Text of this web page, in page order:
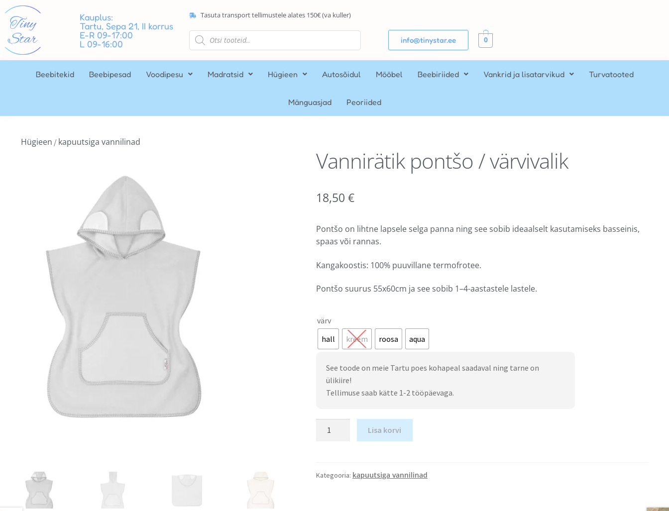
Kauplus:
Tartu, Sepa 21, II korrus
E-R 09-17:00
L 09-16:00
Tasuta transport tellimustele alates 150€ (va kuller)
info@tinystar.ee 0
Beebitekid Beebipesad Voodipesu Madratsid Hügieen Autosõidul Mööbel Beebiriided Vankrid ja lisatarvikud Turvatooted
Mänguasjad Peoriided
Hügieen / kapuutsiga vannilinad
Vannirätik pontšo / värvivalik
18,50 €
Pontšo on lihtne lapsele selga panna ning see sobib ideaalselt kasutamiseks basseinis,
spaas või rannas.
Kangakoostis: 100% puuvillane termofrotee.
Pontšo suurus 55x60cm ja see sobib 1–4-aastastele lastele.
värv
hall
kreem roosa aqua
See toode on meie Tartu poes kohapeal saadaval ning tarne on
ülikiire!
Tellimuse saab kätte 1-2 tööpäevaga.
Lisa korvi
Kategooria: kapuutsiga vannilinad